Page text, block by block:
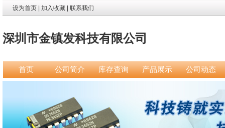
设为首页 加入收藏 联系我们
深圳市金镇发科技有限公司
首页 公司简介 库存查询 产品展示 公司动态